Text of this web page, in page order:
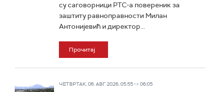
су саговорници РТС-а повереник за
заштиту равноправности Милан
Антонијевић и директор...
Прочитај
ЧЕТВРТАК, 06. АВГ 2026, 05:55 -> 06:05